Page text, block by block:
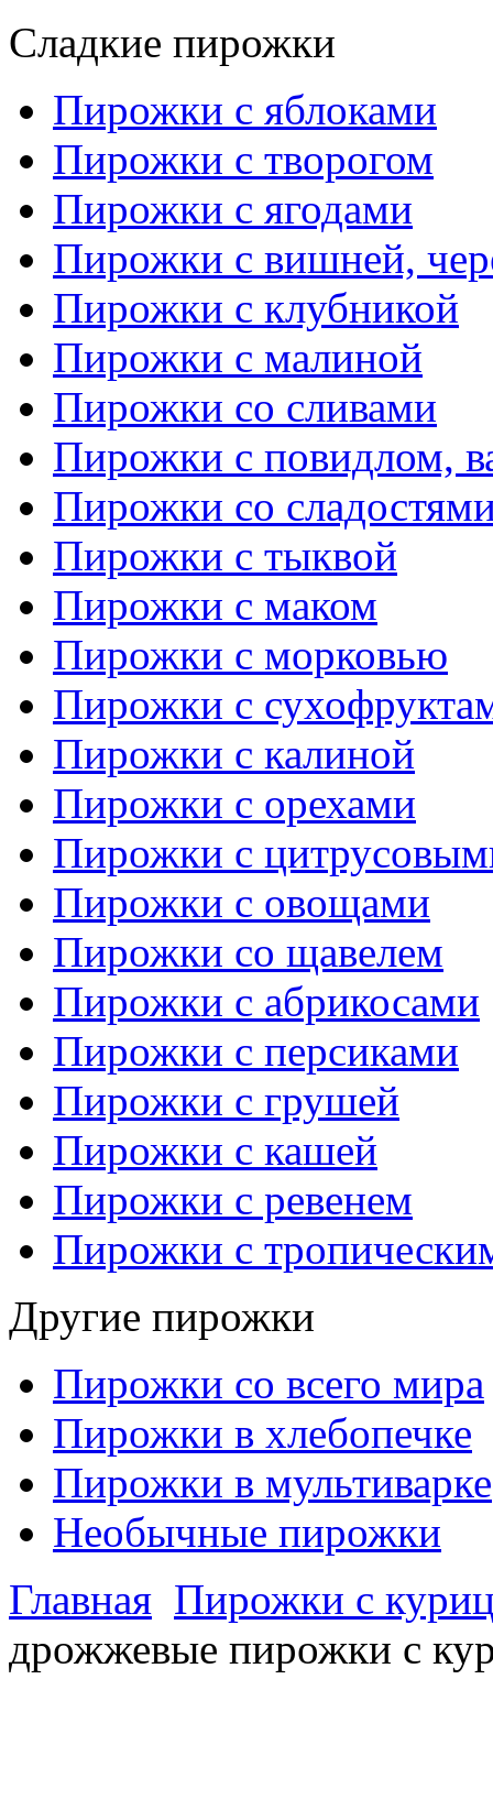
Сладкие пирожки
Пирожки с яблоками
Пирожки с творогом
Пирожки с ягодами
Пирожки с вишней,
Пирожки с клубникой
Пирожки с малиной
Пирожки со сливами
Пирожки с повидлом,
Пирожки со
Пирожки с тыквой
Пирожки с маком
Пирожки с морковью
Пирожки с
Пирожки с калиной
Пирожки с орехами
Пирожки с
Пирожки с овощами
Пирожки со щавелем
Пирожки с абрикосами
Пирожки с персиками
Пирожки с грушей
Пирожки с кашей
Пирожки с ревенем
Пирожки с
Другие пирожки
Пирожки со всего мира
Пирожки в хлебопечке
Пирожки в мультиварке
Необычные пирожки
Главная Пирожки с
дрожжевые пирожки с